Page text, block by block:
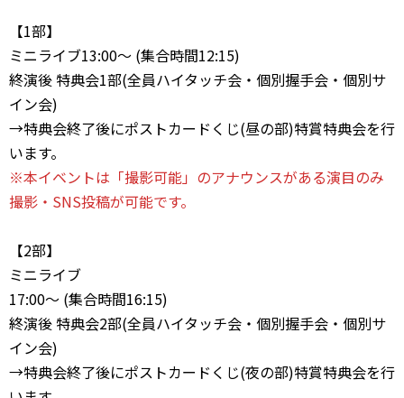
【1部】
ミニライブ13:00〜 (集合時間12:15)
終演後 特典会1部(全員ハイタッチ会・個別握手会・個別サ
イン会)
→特典会終了後にポストカードくじ(昼の部)特賞特典会を行
います。
※本イベントは「撮影可能」のアナウンスがある演目のみ
撮影・SNS投稿が可能です。
【2部】
ミニライブ
17:00〜 (集合時間16:15)
終演後 特典会2部(全員ハイタッチ会・個別握手会・個別サ
イン会)
→特典会終了後にポストカードくじ(夜の部)特賞特典会を行